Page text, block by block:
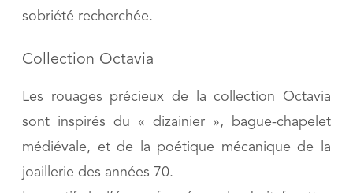
sobriété recherchée.
Collection Octavia
Les rouages précieux de la collection Octavia
sont inspirés du « dizainier », bague-chapelet
médiévale, et de la poétique mécanique de la
joaillerie des années 70.